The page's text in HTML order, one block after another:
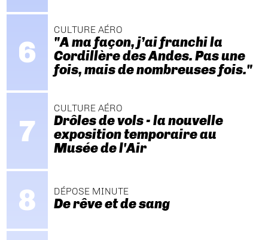
CULTURE AÉRO
"A ma façon, j’ai franchi la
Cordillère des Andes. Pas une
fois, mais de nombreuses fois."
CULTURE AÉRO
Drôles de vols - la nouvelle
exposition temporaire au
Musée de l'Air
DÉPOSE MINUTE
De rêve et de sang